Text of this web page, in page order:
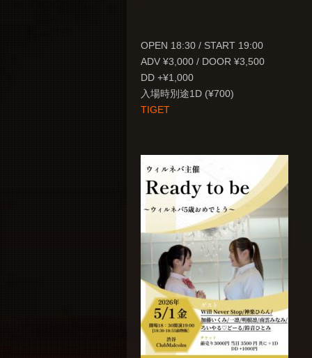
OPEN 18:30 / START 19:00
ADV ¥3,000 / DOOR ¥3,500
DD +¥1,000
入場時別途1D (¥700)
TIGET